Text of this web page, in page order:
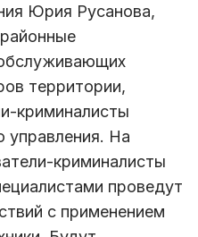
Юрия Русанова,
территории,
криминалисты
управления. На
криминалисты
проведут
с применением